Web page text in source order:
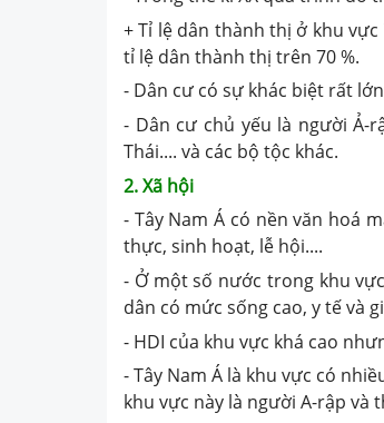
+ Tỉ lệ dân thành thị ở khu
tỉ lệ dân thành thị trên 70 %.
- Dân cư có sự khác biệt rất
- Dân cư chủ yếu là người Ả-
Thái.... và các bộ tộc khác.
2. Xã hội
- Tây Nam Á có nền văn hoá
thực, sinh hoạt, lễ hội....
- Ở một số nước trong khu
dân có mức sống cao, y tế và
- HDI của khu vực khá cao
- Tây Nam Á là khu vực có
khu vực này là người A-rập và